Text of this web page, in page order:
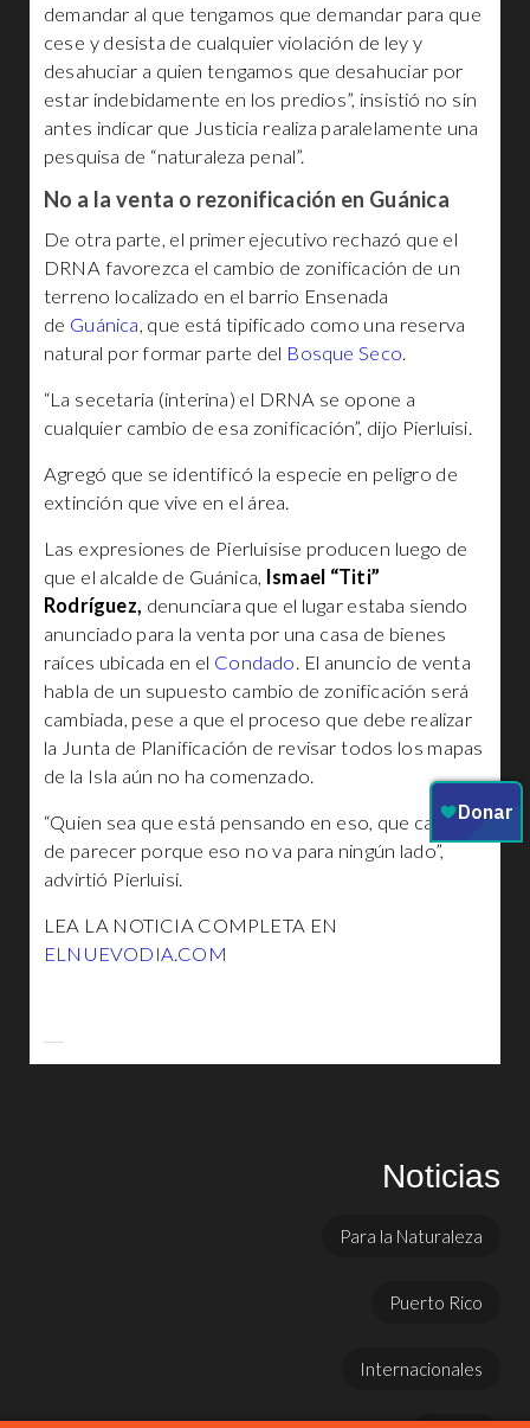
demandar al que tengamos que demandar para que
cese y desista de cualquier violación de ley y
desahuciar a quien tengamos que desahuciar por
estar indebidamente en los predios”, insistió no sin
antes indicar que Justicia realiza paralelamente una
pesquisa de “naturaleza penal”.
No a la venta o rezonificación en Guánica
De otra parte, el primer ejecutivo rechazó que el
DRNA favorezca el cambio de zonificación de un
terreno localizado en el barrio Ensenada
de Guánica, que está tipificado como una reserva
natural por formar parte del Bosque Seco.
“La secetaria (interina) el DRNA se opone a
cualquier cambio de esa zonificación”, dijo Pierluisi.
Agregó que se identificó la especie en peligro de
extinción que vive en el área.
Las expresiones de Pierluisise producen luego de
que el alcalde de Guánica, Ismael “Titi”
Rodríguez, denunciara que el lugar estaba siendo
anunciado para la venta por una casa de bienes
raíces ubicada en el Condado. El anuncio de venta
habla de un supuesto cambio de zonificación será
cambiada, pese a que el proceso que debe realizar
la Junta de Planificación de revisar todos los mapas
de la Isla aún no ha comenzado.
“Quien sea que está pensando en eso, que cambie
de parecer porque eso no va para ningún lado”,
advirtió Pierluisi.
LEA LA NOTICIA COMPLETA EN
ELNUEVODIA.COM
Noticias
Para la Naturaleza
Puerto Rico
Internacionales